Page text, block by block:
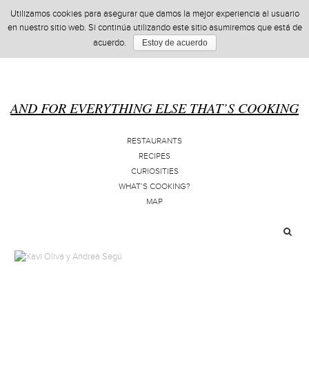
AND FOR EVERYTHING ELSE THAT’S COOKING
RESTAURANTS
RECIPES
CURIOSITIES
WHAT’S COOKING?
MAP
Utilizamos cookies para asegurar que damos la mejor experiencia al usuario
en nuestro sitio web. Si continúa utilizando este sitio asumiremos que está de
acuerdo.
Estoy de acuerdo